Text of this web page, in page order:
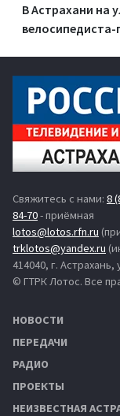
В Астрахани на
Свяжитесь с нами: 8
84-70- приёмная
lotos@lotos.rfn.ru
trklotos@yandex.ru
414040, г. Астрахань,
© ГТРК Лотос. Все
НОВОСТИ
ПЕРЕДАЧИ
РАДИО
ПРОЕКТЫ
НЕИЗВЕСТНАЯ